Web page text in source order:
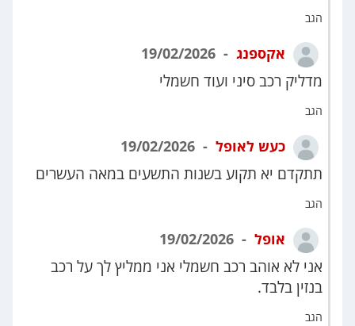
הגב
אקספנג
מדליק רכב סיני ועוד חשמלי
הגב
כעש לאופל
תתקדם יא תקוע בשנות התשעים במאה העשרים
הגב
אופל
אני לא אוהב רכב חשמלי אני ממליץ לך על רכב
בנזין בלבד.
הגב